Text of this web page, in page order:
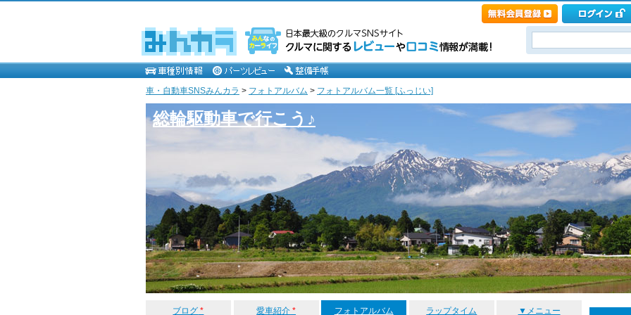
車・自動車SNSみんカラ > フォトアルバム > フォトアルバム一覧 [ふっじい]
総輪駆動車で行こう♪
ブログ * 愛車紹介 * フォトアルバム ラップタイム ▼メニュー